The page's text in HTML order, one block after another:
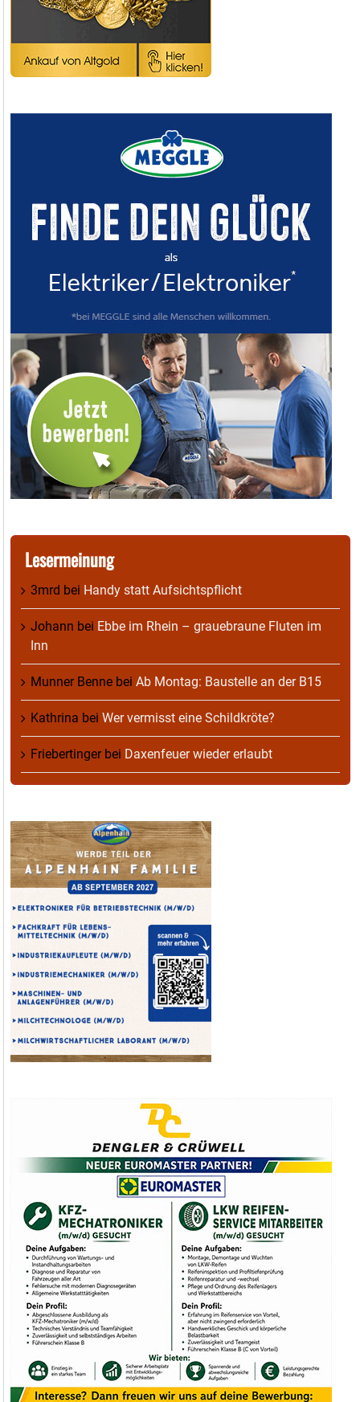
Lesermeinung
3mrd bei Handy statt Aufsichtspflicht
Johann bei Ebbe im Rhein – grauebraune Fluten im
Inn
Munner Benne bei Ab Montag: Baustelle an der B15
Kathrina bei Wer vermisst eine Schildkröte?
Friebertingerbei Daxenfeuer wieder erlaubt